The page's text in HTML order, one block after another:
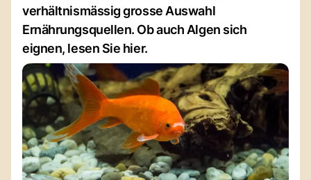
verhältnismässig grosse Auswahl
Ernährungsquellen. Ob auch Algen sich
eignen, lesen Sie hier.